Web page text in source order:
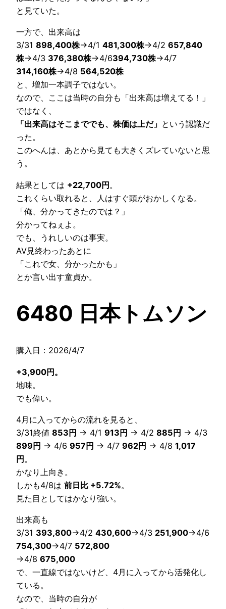
と見ていた。
一方で、出来高は
3/31 898,400株→4/1 481,300株→4/2 657,840
株→4/3 376,380株→4/6394,730株→4/7
314,160株→4/8 564,520株
と、増加一本調子ではない。
なので、ここは当時の自分も「出来高は増えてる！」
ではなく、
「出来高はそこまででも、株価は上だ」 という認識だ
った。
このへんは、あとから見ても大きくズレていないと思
う。
結果としては +22,700円。
これくらい取れると、人はすぐ頭がおかしくなる。
「俺、分かってきたのでは？」
分かってねぇよ。
でも、うれしいのは事実。
AV見終わったあとに
「これで女、分かったかも」
とか言い出す童貞か。
6480 日本トムソン
購入日：2026/4/7
+3,900円。
地味。
でも偉い。
4月に入ってからの流れを見ると、
3/31終値 853円 → 4/1 913円 → 4/2 885円 → 4/3
899円 → 4/6 957円 → 4/7 962円 → 4/8 1,017
円。
かなり上向き。
しかも4/8は 前日比 +5.72%。
見た目としてはかなり強い。
出来高も
3/31 393,800→4/2 430,600→4/3 251,900→4/6
754,300→4/7 572,800
→4/8 675,000
で、一直線ではないけど、4月に入ってから活発化し
ている。
なので、当時の自分が